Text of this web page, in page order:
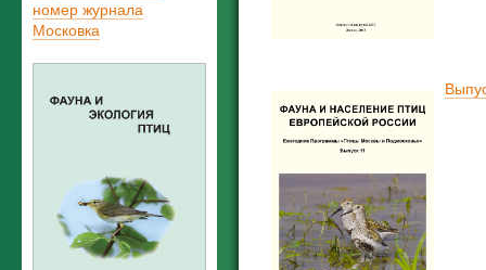
номер журнала
Московка